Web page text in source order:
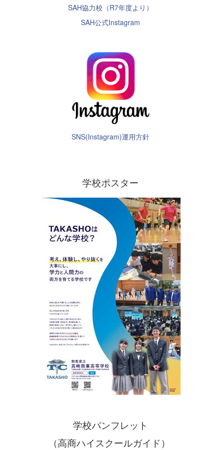
SAH協力校（R7年度より）
SAH公式Instagram
SNS(Instagram)運用方針
学校ポスター
学校パンフレット
（高商ハイスクールガイド）